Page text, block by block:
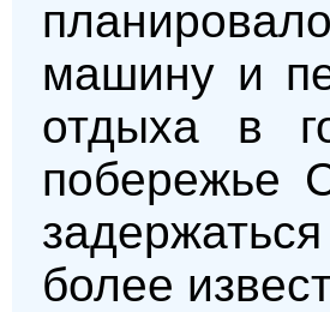
машину и
отдыха в
побережье
более